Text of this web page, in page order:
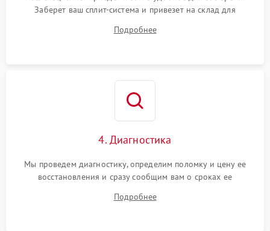
Заберет ваш сплит-система и привезет на склад для
Подробнее
4. Диагностика
Мы проведем диагностику, определим поломку и цену ее
восстановления и сразу сообщим вам о сроках ее
Подробнее